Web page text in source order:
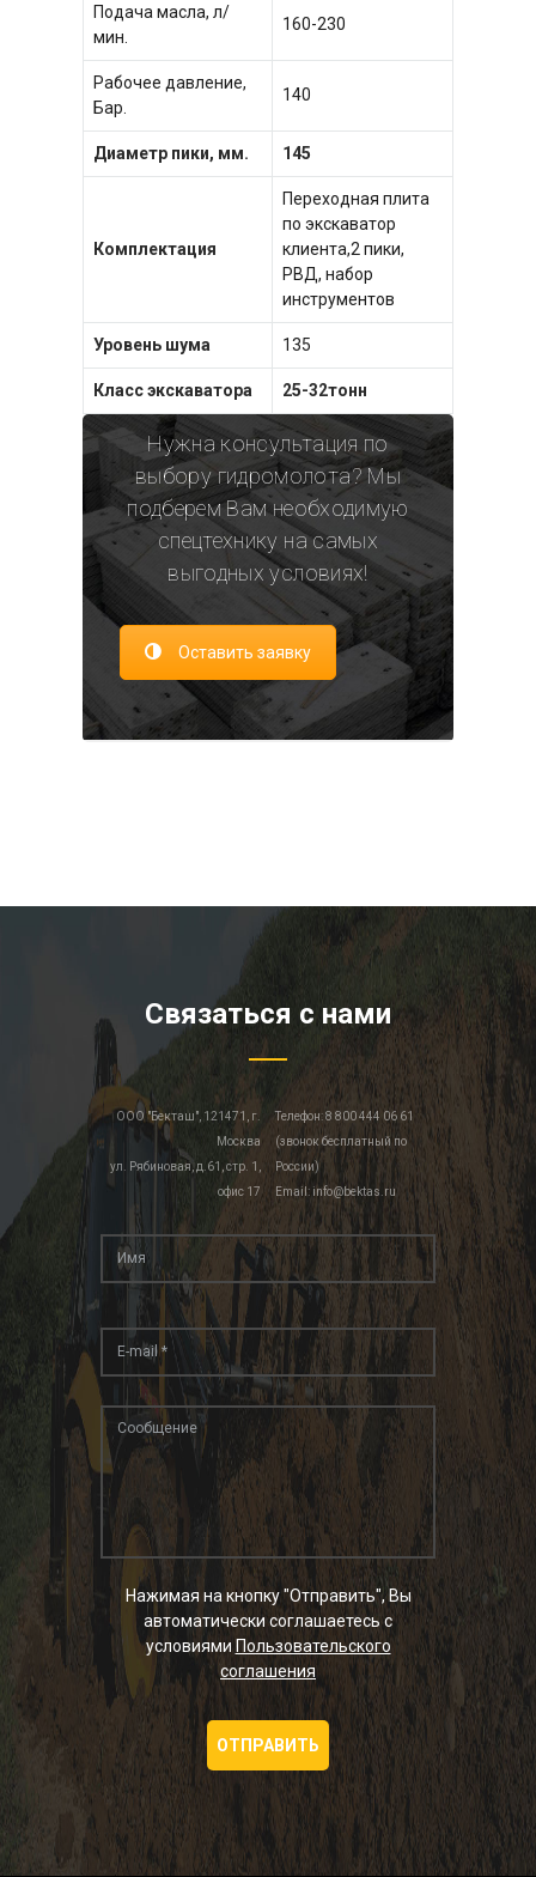
Подача масла, л/
мин.
160-230
Рабочее давление,
Бар.
140
Диаметр пики, мм. 145
Комплектация
Переходная плита
по экскаватор
клиента,2 пики,
РВД, набор
инструментов
Уровень шума 135
Класс экскаватора 25-32тонн
Нужна консультация по
выбору гидромолота? Мы
подберем Вам необходимую
спецтехнику на самых
выгодных условиях!
Оставить заявку
Связаться с нами
Телефон: 8 800 444 06 61
(звонок бесплатный по
России)
Email: info@bektas.ru
ООО "Бекташ", 121471, г.
Москва
ул. Рябиновая, д.61, стр. 1,
офис 17
Нажимая на кнопку "Отправить", Вы
автоматически соглашаетесь с
условиями Пользовательского
соглашения
ОТПРАВИТЬ